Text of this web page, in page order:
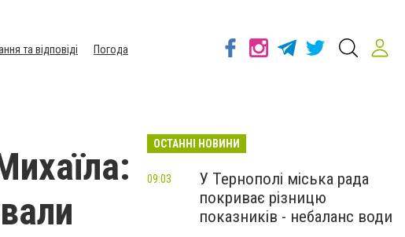
та відповіді
Погода
ОСТАННІ НОВИНИ
У Тернополі міська рада
покриває різницю
показників - небаланс води
09:03